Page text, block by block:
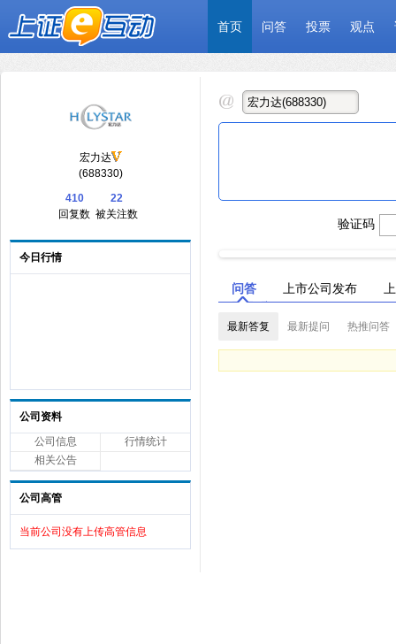
首页 问答 投票 观点
宏力达
(688330)
410
回复数
22
被关注数
今日行情
公司资料
公司信息
行情统计
相关公告
公司高管
当前公司没有上传高管信息
验证码
问答 上市公司发布
最新答复 最新提问 热推问答